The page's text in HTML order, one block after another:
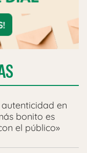
en
bonito es
el público»